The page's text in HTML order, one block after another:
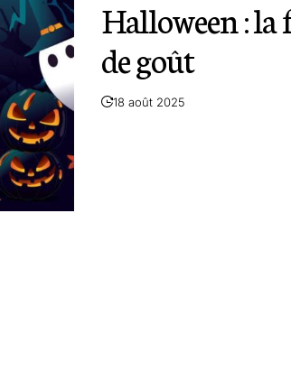
Halloween : la
de goût
18 août 2025